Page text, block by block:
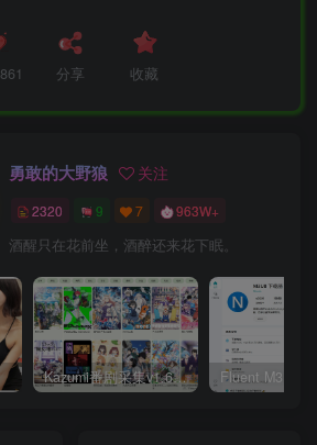
861 分享 收藏
勇敢的大野狼 关注
2320 9 7 963W+
酒醒只在花前坐，酒醉还来花下眠。
Kazumi番剧采集v1.6.9：支持自定义规则+在线观看+弹幕，跨平台下载